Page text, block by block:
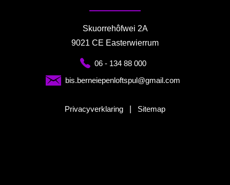
Skuorrehôfwei 2A
9021 CE Easterwierrum
06 - 134 88 000
bis.berneiepenloftspul@gmail.com
Privacyverklaring Sitemap